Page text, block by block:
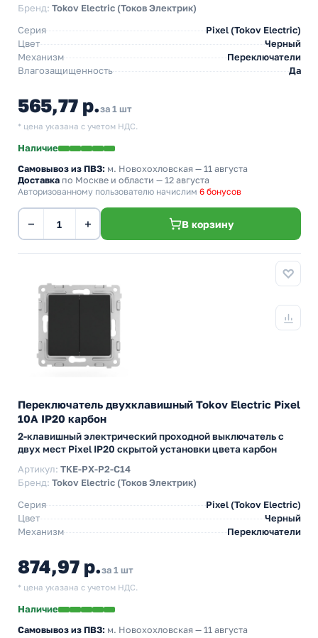
Бренд: Tokov Electric (Токов Электрик)
Серия
Pixel (Tokov Electric)
Цвет
Черный
Механизм
Переключатели
Влагозащищенность
Да
565,77 р.за 1 шт
* цена указана с учетом НДС.
Наличие
Самовывоз из ПВЗ: м. Новохохловская — 11 августа
Доставка по Москве и области — 12 августа
Авторизованному пользователю начислим 6 бонусов
− + В корзину
Переключатель двухклавишный Tokov Electric Pixel
10А IP20 карбон
2-клавишный электрический проходной выключатель с
двух мест Pixel IP20 скрытой установки цвета карбон
Артикул: TKE-PX-P2-C14
Бренд: Tokov Electric (Токов Электрик)
Серия
Pixel (Tokov Electric)
Цвет
Черный
Механизм
Переключатели
874,97 р.за 1 шт
* цена указана с учетом НДС.
Наличие
Самовывоз из ПВЗ: м. Новохохловская — 11 августа